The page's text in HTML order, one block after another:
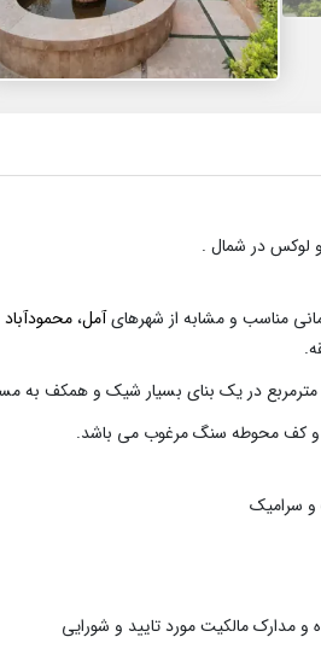
لوکس در شمال .
مناسب و مشابه از شهرهایآمل،محمودآباد
سرامیک
مدارک مالکیت مورد تایید و شورایی